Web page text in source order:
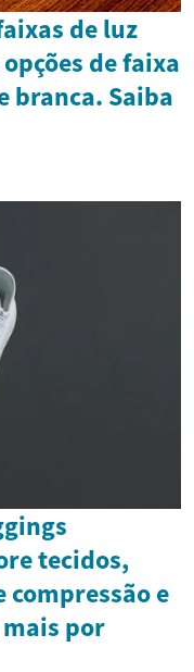
de luz
de faixa
branca. Saiba
tecidos,
e
por